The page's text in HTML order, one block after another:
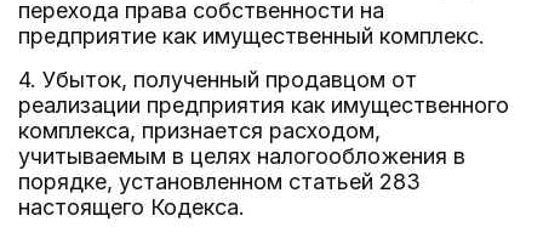
перехода права собственности на
предприятие как имущественный комплекс.
4. Убыток, полученный продавцом от
реализации предприятия как имущественного
комплекса, признается расходом,
учитываемым в целях налогообложения в
порядке, установленном статьей 283
настоящего Кодекса.